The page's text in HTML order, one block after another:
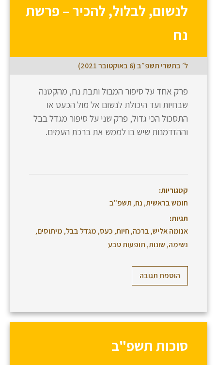
לנשום, לבלול, להכיר – פרשת
נח
ל׳ בתשרי תשפ״ב (6 באוקטובר 2021)
פרק אחד על סיפור המבול ותבת נח, מהקטנה
שבחיות ועד היכולת לנשום אל מול הכעס או
התסכול הכי גדול, פרק שני על סיפור מגדל בבל
וההזדמנות שיש בו לממש את ברכת העמים.
קטגוריות:
חומש בראשית, נח, תשפ"ב
תגיות:
אנומה אליש, ברכה, חיות, כעס, מגדל בבל, מיתוסים,
נשימה, שונות, תופעות טבע
הוספת תגובה
סוכות תשפ"ב